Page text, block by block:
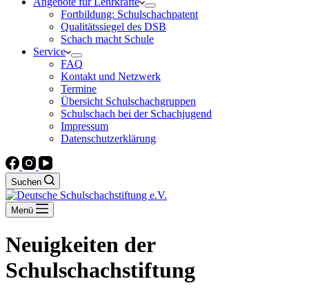
Fortbildung: Schulschachpatent
Qualitätssiegel des DSB
Schach macht Schule
Service
FAQ
Kontakt und Netzwerk
Termine
Übersicht Schulschachgruppen
Schulschach bei der Schachjugend
Impressum
Datenschutzerklärung
Suchen
Menü
Neuigkeiten der
Schulschachstiftung